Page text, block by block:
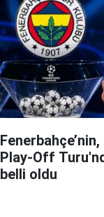
Play-Off
belli oldu